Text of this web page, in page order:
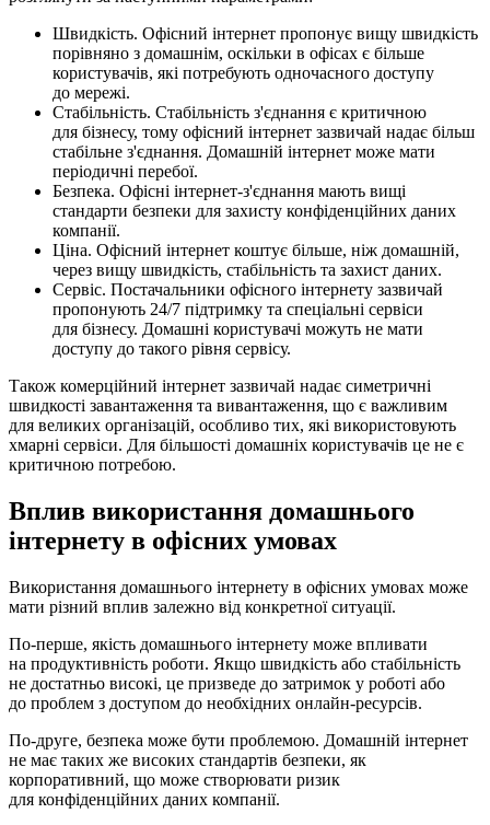
Швидкість. Офісний інтернет пропонує вищу швидкість
порівняно з домашнім, оскільки в офісах є більше
користувачів, які потребують одночасного доступу
до мережі.
Стабільність. Стабільність з'єднання є критичною
для бізнесу, тому офісний інтернет зазвичай надає більш
стабільне з'єднання. Домашній інтернет може мати
періодичні перебої.
Безпека. Офісні інтернет-з'єднання мають вищі
стандарти безпеки для захисту конфіденційних даних
компанії.
Ціна. Офісний інтернет коштує більше, ніж домашній,
через вищу швидкість, стабільність та захист даних.
Сервіс. Постачальники офісного інтернету зазвичай
пропонують 24/7 підтримку та спеціальні сервіси
для бізнесу. Домашні користувачі можуть не мати
доступу до такого рівня сервісу.
Також комерційний інтернет зазвичай надає симетричні
швидкості завантаження та вивантаження, що є важливим
для великих організацій, особливо тих, які використовують
хмарні сервіси. Для більшості домашніх користувачів це не є
критичною потребою.
Вплив використання домашнього
інтернету в офісних умовах
Використання домашнього інтернету в офісних умовах може
мати різний вплив залежно від конкретної ситуації.
По-перше, якість домашнього інтернету може впливати
на продуктивність роботи. Якщо швидкість або стабільність
не достатньо високі, це призведе до затримок у роботі або
до проблем з доступом до необхідних онлайн-ресурсів.
По-друге, безпека може бути проблемою. Домашній інтернет
не має таких же високих стандартів безпеки, як
корпоративний, що може створювати ризик
для конфіденційних даних компанії.